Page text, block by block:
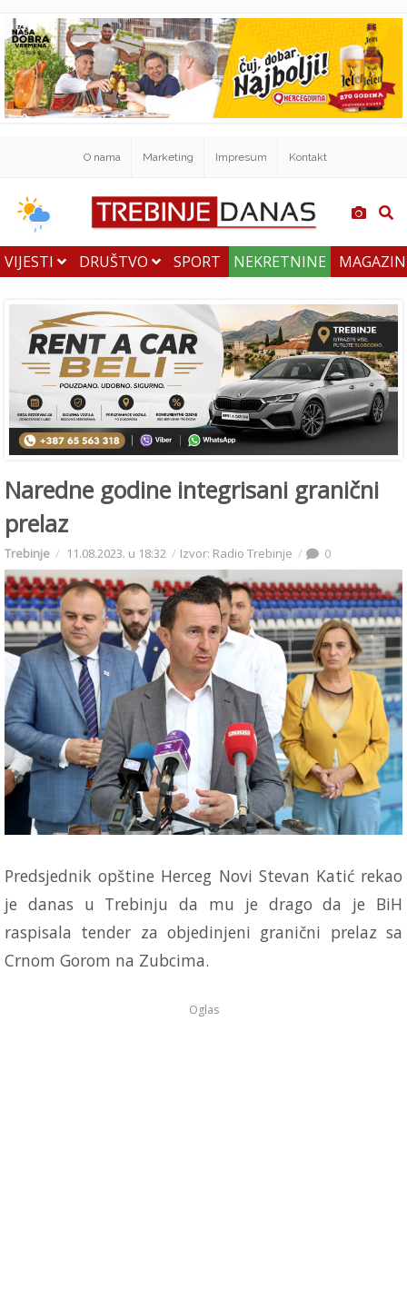
O nama Marketing Impresum Kontakt
VIJESTI DRUŠTVO SPORT NEKRETNINE
Naredne godine integrisani granični
prelaz
Trebinje 11.08.2023. u 18:32 Izvor: Radio Trebinje 0
Predsjednik opštine Herceg Novi Stevan Katić rekao
je danas u Trebinju da mu je drago da je BiH
raspisala tender za objedinjeni granični prelaz sa
Crnom Gorom na Zubcima.
Oglas